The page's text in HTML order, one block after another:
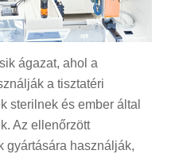
ágazat, ahol a
a tisztatéri
sterilnek és ember által
Az ellenőrzött
gyártására használják,